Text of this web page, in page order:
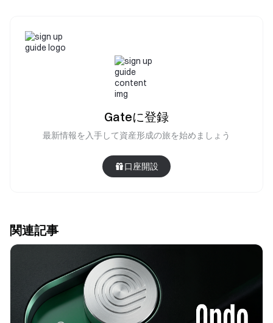
Gateに登録
最新情報を入手して資産形成の旅を始めましょう
口座開設
関連記事